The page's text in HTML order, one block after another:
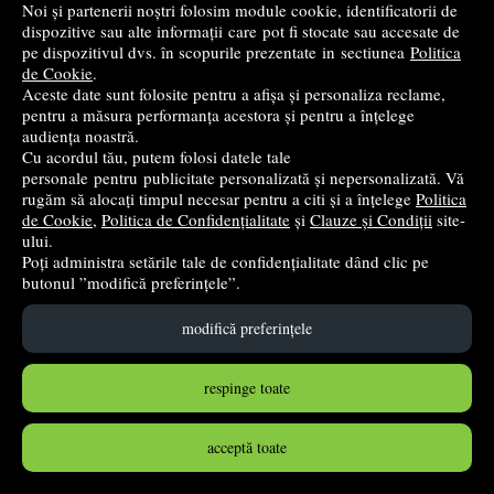
Noi și partenerii noștri folosim module cookie, identificatorii de
dispozitive sau alte informații care pot fi stocate sau accesate de
pe dispozitivul dvs. în scopurile prezentate in sectiunea Politica
de Cookie.
Aceste date sunt folosite pentru a afișa și personaliza reclame,
pentru a măsura performanța acestora și pentru a înțelege
audiența noastră.
Cu acordul tău, putem folosi datele tale
personale pentru publicitate personalizată și nepersonalizată. Vă
rugăm să alocați timpul necesar pentru a citi și a înțelege Politica
de Cookie, Politica de Confidențialitate și Clauze și Condiții site-
ului.
Poți administra setările tale de confidențialitate dând clic pe
butonul ”modifică preferințele”.
modifică preferințele
respinge toate
acceptă toate
Manual de vioara volumul 2 - P. Tipordei
34,15lei
PRP:35,95 lei (-5,01%)
în stoc
Cumpără